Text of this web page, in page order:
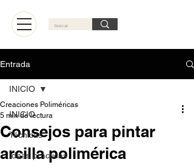
Entrada
INICIO
Técnicas
Ideas practicas
INICIO
Consejos para pintar
arcilla polimérica
Creaciones Poliméricas
5 min de lectura